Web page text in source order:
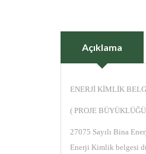
Açıklama
ENERJİ KİMLİK
( PROJE
27075 Sayılı Bina
Enerji Kimlik belgesi